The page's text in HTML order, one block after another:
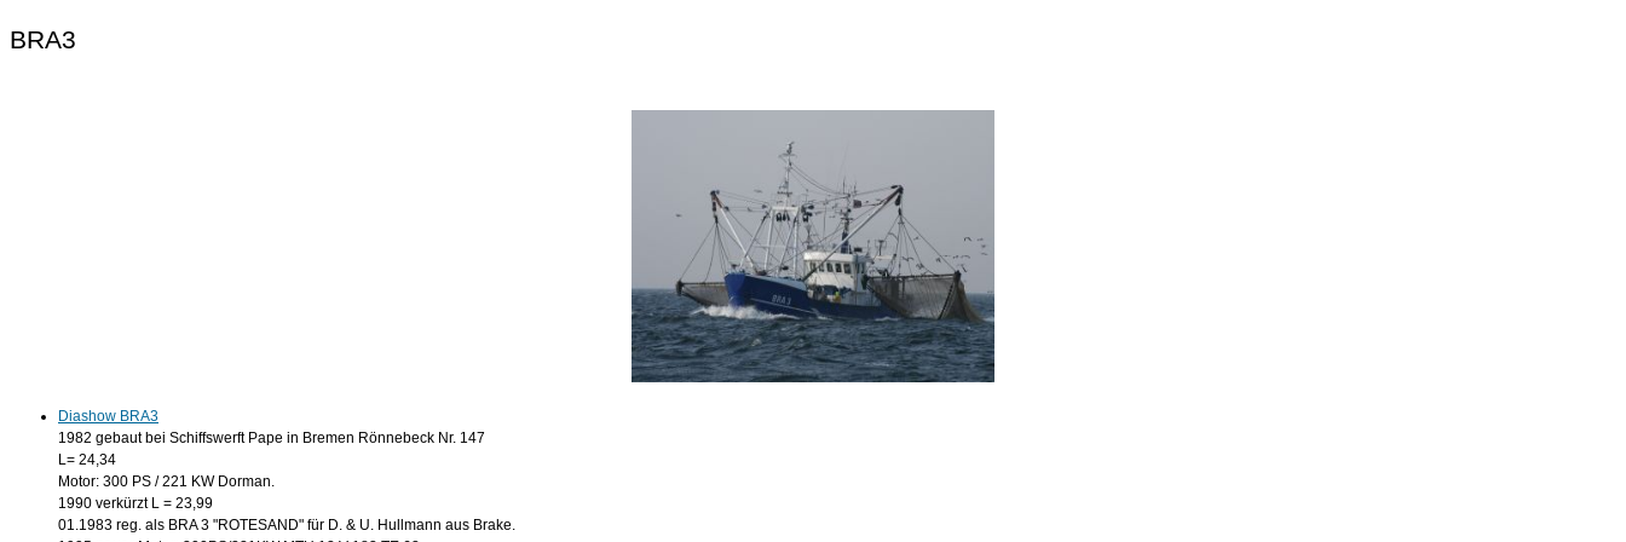
BRA3
Diashow BRA3
1982 gebaut bei Schiffswerft Pape in Bremen Rönnebeck Nr. 147
L= 24,34
Motor: 300 PS / 221 KW Dorman.
1990 verkürzt L = 23,99
01.1983 reg. als BRA 3 "ROTESAND" für D. & U. Hullmann aus Brake.